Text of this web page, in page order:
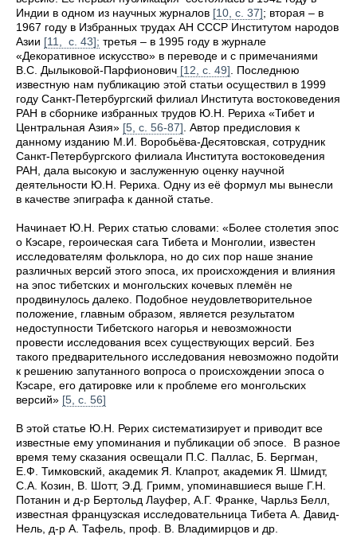
Индии в одном из научных журналов [10, с. 37]; вторая – в
1967 году в Избранных трудах АН СССР Институтом народов
Азии [11, с. 43]; третья – в 1995 году в журнале
«Декоративное искусство» в переводе и с примечаниями
В.С. Дылыковой-Парфионович [12, с. 49] . Последнюю
известную нам публикацию этой статьи осуществил в 1999
году Санкт-Петербургский филиал Института востоковедения
РАН в сборнике избранных трудов Ю.Н. Рериха «Тибет и
Центральная Азия» [5, с. 56-87] . Автор предисловия к
данному изданию М.И. Воробьёва-Десятовская, сотрудник
Санкт-Петербургского филиала Института востоковедения
РАН, дала высокую и заслуженную оценку научной
деятельности Ю.Н. Рериха. Одну из её формул мы вынесли
в качестве эпиграфа к данной статье.
Начинает Ю.Н. Рерих статью словами: «Более столетия эпос
о Кэсаре, героическая сага Тибета и Монголии, известен
исследователям фольклора, но до сих пор наше знание
различных версий этого эпоса, их происхождения и влияния
на эпос тибетских и монгольских кочевых племён не
продвинулось далеко. Подобное неудовлетворительное
положение, главным образом, является результатом
недоступности Тибетского нагорья и невозможности
провести исследования всех существующих версий. Без
такого предварительного исследования невозможно подойти
к решению запутанного вопроса о происхождении эпоса о
Кэсаре, его датировке или к проблеме его монгольских
версий» [5, с. 56]
В этой статье Ю.Н. Рерих систематизирует и приводит все
известные ему упоминания и публикации об эпосе. В разное
время тему сказания освещали П.С. Паллас, Б. Бергман,
Е.Ф. Тимковский, академик Я. Клапрот, академик Я. Шмидт,
С.А. Козин, В. Шотт, Э.Д. Гримм, упоминавшиеся выше Г.Н.
Потанин и д-р Бертольд Лауфер, А.Г. Франке, Чарльз Белл,
известная французская исследовательница Тибета А. Давид-
Нель, д-р А. Тафель, проф. В. Владимирцов и др.